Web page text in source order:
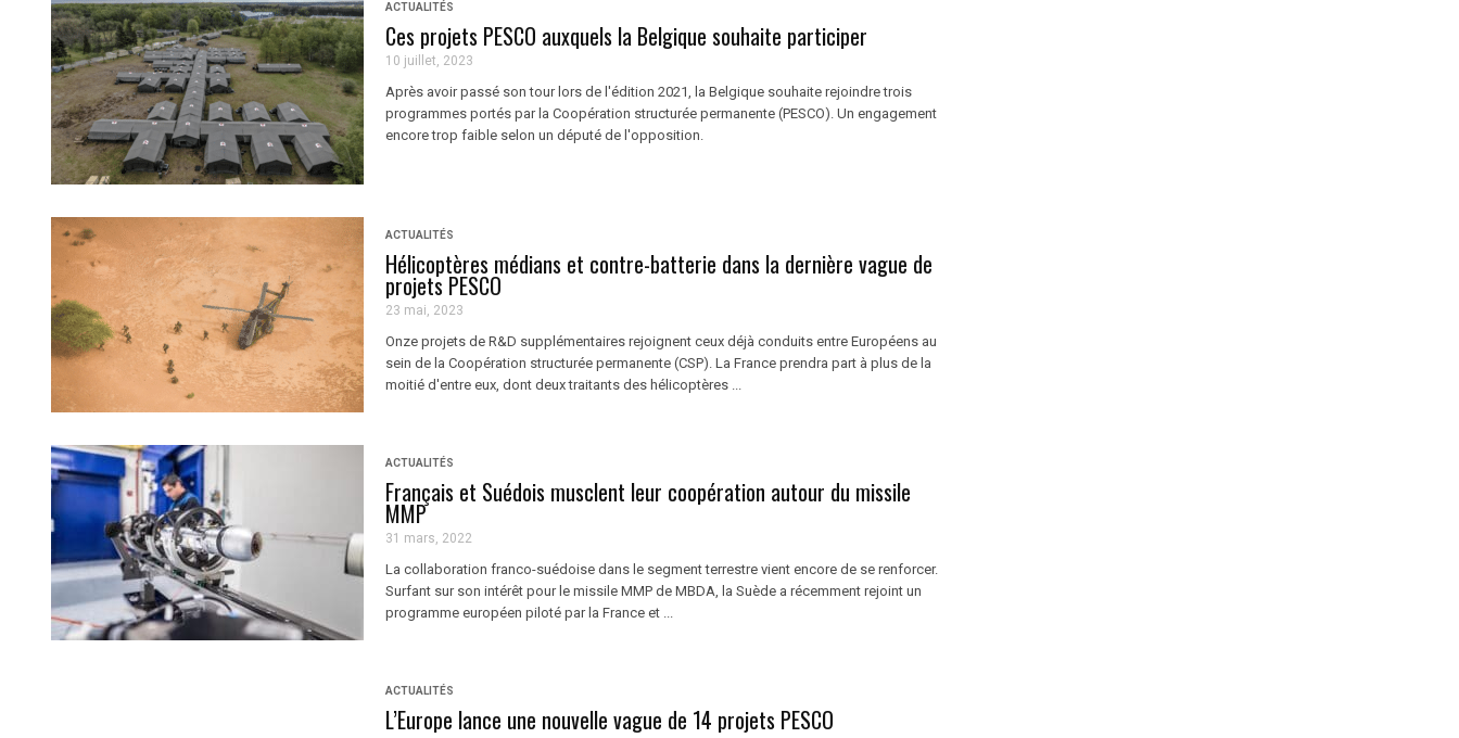
ACTUALITÉS
Ces projets PESCO auxquels la Belgique souhaite participer
10 juillet, 2023
Après avoir passé son tour lors de l'édition 2021, la Belgique souhaite rejoindre trois
programmes portés par la Coopération structurée permanente (PESCO). Un engagement
encore trop faible selon un député de l'opposition.
ACTUALITÉS
Hélicoptères médians et contre-batterie dans la dernière vague de
projets PESCO
23 mai, 2023
Onze projets de R&D supplémentaires rejoignent ceux déjà conduits entre Européens au
sein de la Coopération structurée permanente (CSP). La France prendra part à plus de la
moitié d'entre eux, dont deux traitants des hélicoptères ...
ACTUALITÉS
Français et Suédois musclent leur coopération autour du missile
MMP
31 mars, 2022
La collaboration franco-suédoise dans le segment terrestre vient encore de se renforcer.
Surfant sur son intérêt pour le missile MMP de MBDA, la Suède a récemment rejoint un
programme européen piloté par la France et ...
ACTUALITÉS
L’Europe lance une nouvelle vague de 14 projets PESCO